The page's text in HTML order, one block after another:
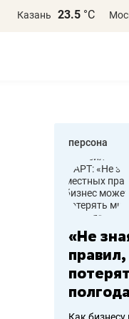
Казань 23.5 °С
персона
«Не